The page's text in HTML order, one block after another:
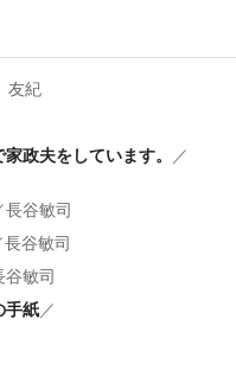
紀
政夫をしています。 ／
長谷敏司
長谷敏司
谷敏司
手紙／